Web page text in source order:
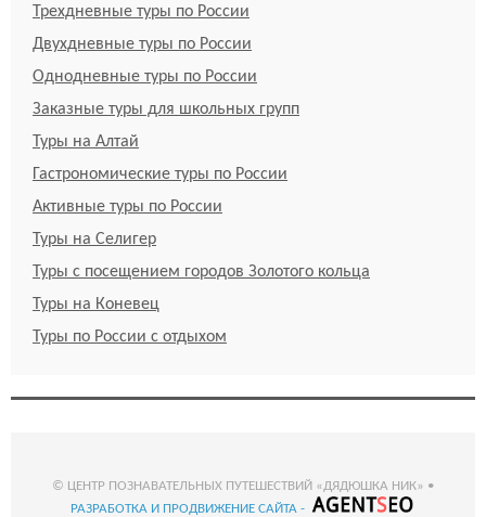
Трехдневные туры по России
Двухдневные туры по России
Однодневные туры по России
Заказные туры для школьных групп
Туры на Алтай
Гастрономические туры по России
Активные туры по России
Туры на Селигер
Туры с посещением городов Золотого кольца
Туры на Коневец
Туры по России с отдыхом
© ЦЕНТР ПОЗНАВАТЕЛЬНЫХ ПУТЕШЕСТВИЙ «ДЯДЮШКА НИК» •
РАЗРАБОТКА И ПРОДВИЖЕНИЕ САЙТА -